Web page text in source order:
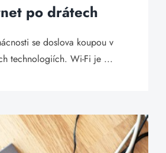
po drátech
se doslova koupou v
technologiích. Wi-Fi je ...